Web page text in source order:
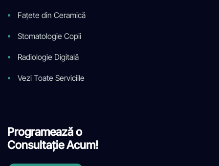
Fațete din Ceramică
Stomatologie Copii
Radiologie Digitală
Vezi Toate Serviciile
Programează o
Consultație Acum!